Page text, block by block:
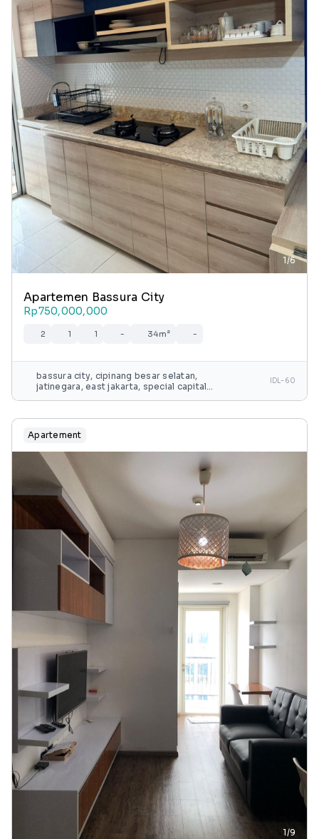
1/6
Apartemen Bassura City
Rp750,000,000
2 1 1 - 34m² -
bassura city, cipinang besar selatan,
jatinegara, east jakarta, special capital
IDL-60
Apartement
1/9